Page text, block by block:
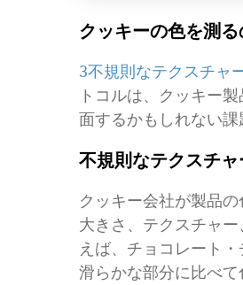
クッキーの色を測
3不規則なテクスチャ
トコルは、クッキー
面するかもしれない課
不規則なテクスチャ
クッキー会社が製品
大きさ、テクスチャ
えば、チョコレート
滑らかな部分に比べ